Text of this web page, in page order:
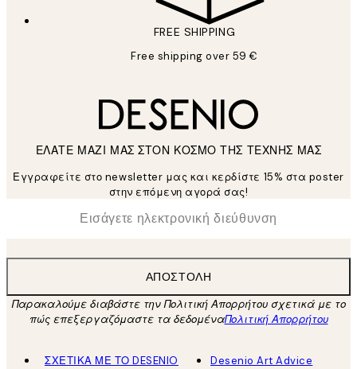
FREE SHIPPING
Free shipping over 59 €
ΕΛΑΤΕ ΜΑΖΙ ΜΑΣ ΣΤΟΝ ΚΟΣΜΟ ΤΗΣ ΤΕΧΝΗΣ ΜΑΣ
Εγγραφείτε στο newsletter μας και κερδίστε 15% στα poster
στην επόμενη αγορά σας!
Ηλεκτρονική Διεύθυνση
ΑΠΟΣΤΟΛΉ
Παρακαλούμε διαβάστε την Πολιτική Απορρήτου σχετικά με το
πώς επεξεργαζόμαστε τα δεδομέναΠολιτική Απορρήτου
ΣΧΕΤΙΚΑ ΜΕ ΤΟ DESENIO
Desenio Art Advice